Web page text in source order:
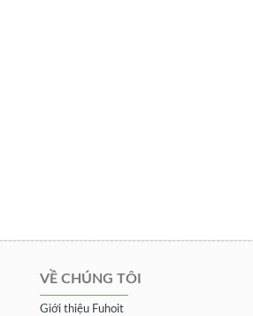
VỀ CHÚNG TÔI
Giới thiệu Fuhoit